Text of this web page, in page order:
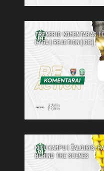
TRENERIO KOMENTARAS
LYGA | REACTION [CC]
KITU KAMPU | ŽALGIRIS-
BEHIND THE SCENES